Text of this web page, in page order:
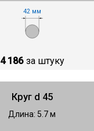
42 мм
4 186 за штуку
Круг d 45
Длина: 5.7 м